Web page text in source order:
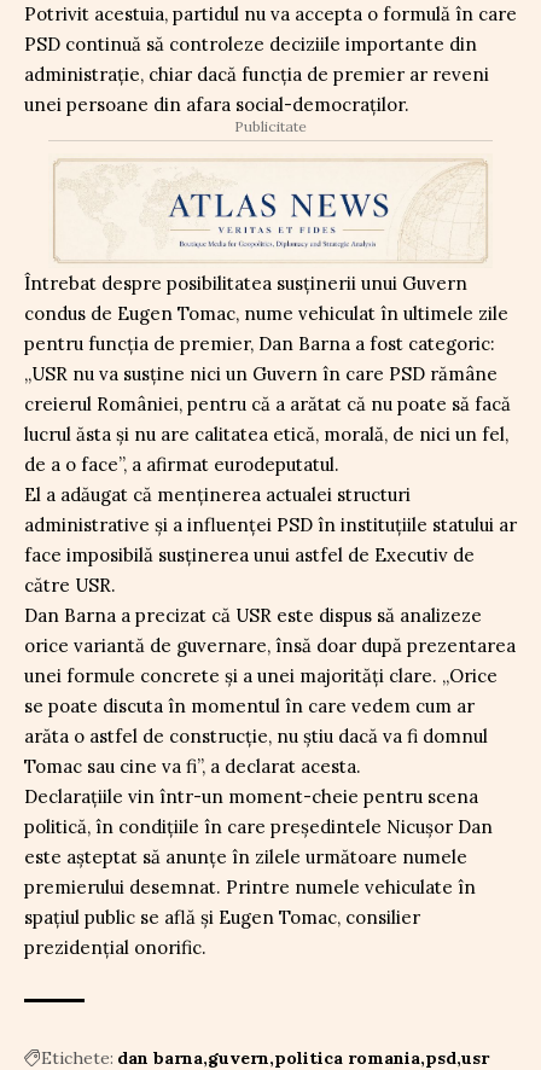
Potrivit acestuia, partidul nu va accepta o formulă în care
PSD continuă să controleze deciziile importante din
administrație, chiar dacă funcția de premier ar reveni
unei persoane din afara social-democraților.
Publicitate
Întrebat despre posibilitatea susținerii unui Guvern
condus de Eugen Tomac, nume vehiculat în ultimele zile
pentru funcția de premier, Dan Barna a fost categoric:
„USR nu va susține nici un Guvern în care PSD rămâne
creierul României, pentru că a arătat că nu poate să facă
lucrul ăsta și nu are calitatea etică, morală, de nici un fel,
de a o face”, a afirmat eurodeputatul.
El a adăugat că menținerea actualei structuri
administrative și a influenței PSD în instituțiile statului ar
face imposibilă susținerea unui astfel de Executiv de
către USR.
Dan Barna a precizat că USR este dispus să analizeze
orice variantă de guvernare, însă doar după prezentarea
unei formule concrete și a unei majorități clare. „Orice
se poate discuta în momentul în care vedem cum ar
arăta o astfel de construcție, nu știu dacă va fi domnul
Tomac sau cine va fi”, a declarat acesta.
Declarațiile vin într-un moment-cheie pentru scena
politică, în condițiile în care președintele Nicușor Dan
este așteptat să anunțe în zilele următoare numele
premierului desemnat. Printre numele vehiculate în
spațiul public se află și Eugen Tomac, consilier
prezidențial onorific.
Etichete: dan barna guvern politica romania psd usr